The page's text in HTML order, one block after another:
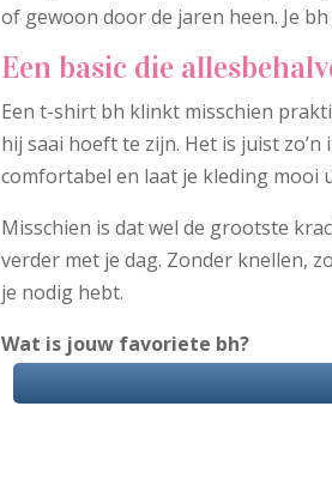
of gewoon door de jaren heen. Je
Een basic die
Een t-shirt bh klinkt misschien
hij saai hoeft te zijn. Het is juist
comfortabel en laat je kleding mooi
Misschien is dat wel de grootste
verder met je dag. Zonder knellen,
je nodig hebt.
Wat is jouw favoriete bh?